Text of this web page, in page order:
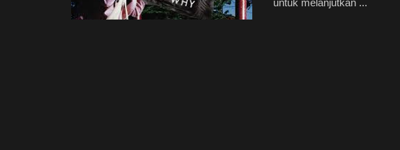
untuk melanjutkan ...